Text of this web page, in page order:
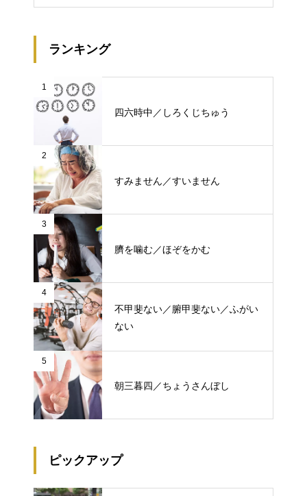
ランキング
1
四六時中／しろくじちゅう
2
すみません／すいません
3
臍を噛む／ほぞをかむ
4
不甲斐ない／腑甲斐ない／ふがい
ない
5
朝三暮四／ちょうさんぼし
ピックアップ